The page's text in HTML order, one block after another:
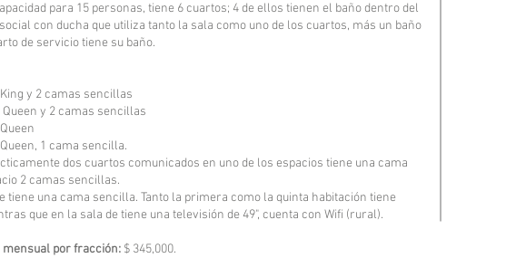
para 15 personas, tiene 6 cuartos; 4 de ellos tienen el baño dentro del
con ducha que utiliza tanto la sala como uno de los cuartos, más un baño
de servicio tiene su baño.
y 2 camas sencillas
y 2 camas sencillas
1 cama sencilla.
dos cuartos comunicados en uno de los espacios tiene una cama
2 camas sencillas.
tiene una cama sencilla. Tanto la primera como la quinta habitación tiene
que en la sala de tiene una televisión de 49", cuenta con Wifi (rural).
por fracción: $ 345,000.